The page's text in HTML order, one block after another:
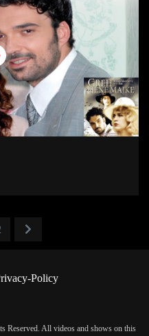
Policy
Reserved. All videos and shows on this